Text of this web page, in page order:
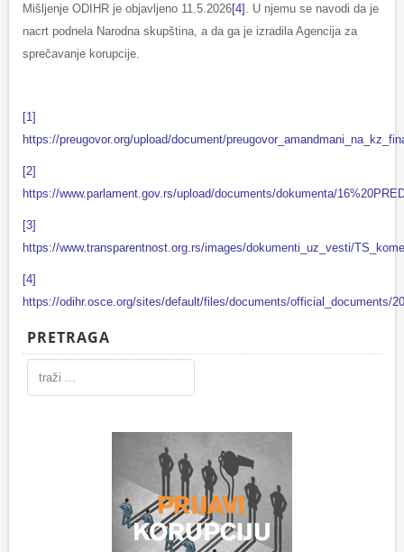
Mišljenje ODIHR je objavljeno 11.5.2026[4] . U njemu se navodi da je
nacrt podnela Narodna skupština, a da ga je izradila Agencija za
sprečavanje korupcije.
[1]
https://preugovor.org/upload/document/
[2]
https://www.parlament.gov.rs/upload/documents/dokumenta/
[3]
https://www.transparentnost.org.rs/images/dokumenti_uz_vesti/
[4]
https://odihr.osce.org/sites/default/files/documents/official_documents/
PRETRAGA